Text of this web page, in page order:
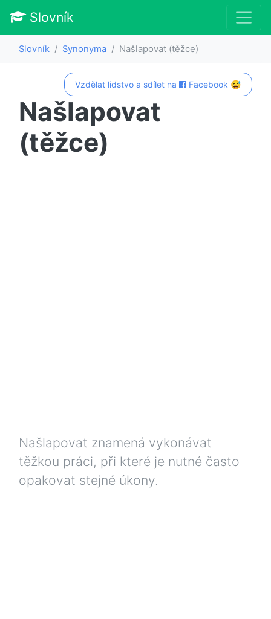
Slovník
Slovník Synonyma Našlapovat (těžce)
Vzdělat lidstvo a sdílet na Facebook 😅
Našlapovat
(těžce)
Našlapovat znamená vykonávat
těžkou práci, při které je nutné často
opakovat stejné úkony.